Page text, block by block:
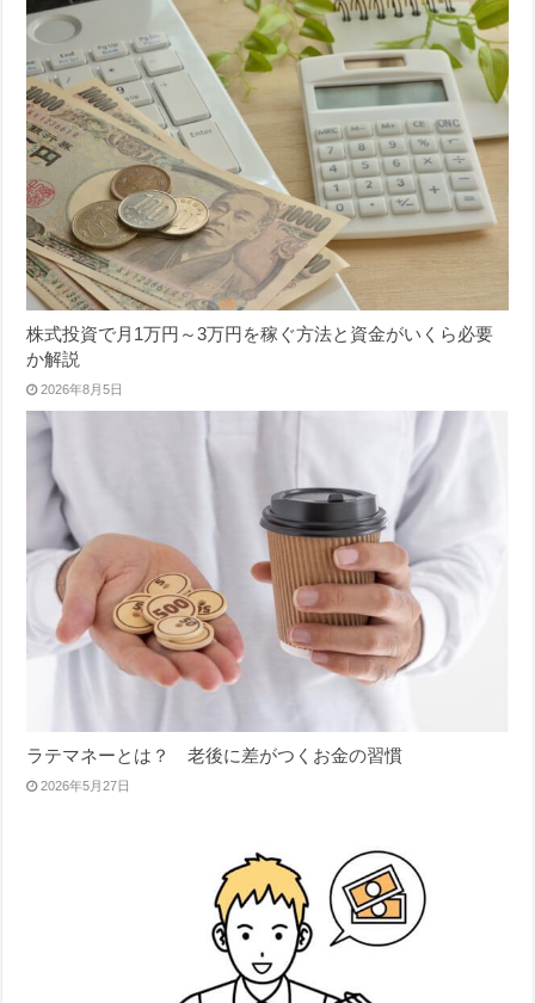
株式投資で月1万円～3万円を稼ぐ方法と資金がいくら必要
か解説
2026年8月5日
ラテマネーとは？ 老後に差がつくお金の習慣
2026年5月27日